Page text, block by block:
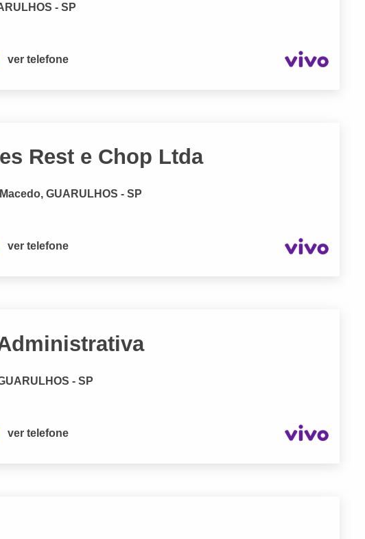
- SP
ver telefone
Rest e Chop Ltda
GUARULHOS - SP
ver telefone
- SP
ver telefone